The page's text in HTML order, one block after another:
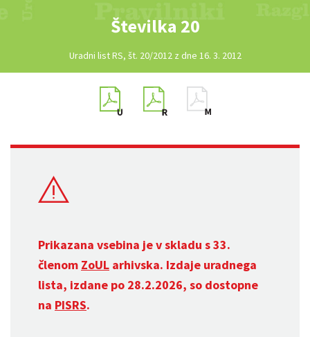
Številka 20
Uradni list RS, št. 20/2012 z dne 16. 3. 2012
Prikazana vsebina je v skladu s 33.
členom ZoUL arhivska. Izdaje uradnega
lista, izdane po 28.2.2026, so dostopne
na PISRS.